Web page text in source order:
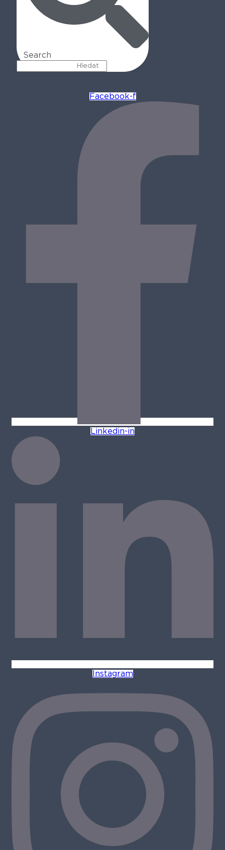
Search
Facebook-f
Linkedin-in
Instagram